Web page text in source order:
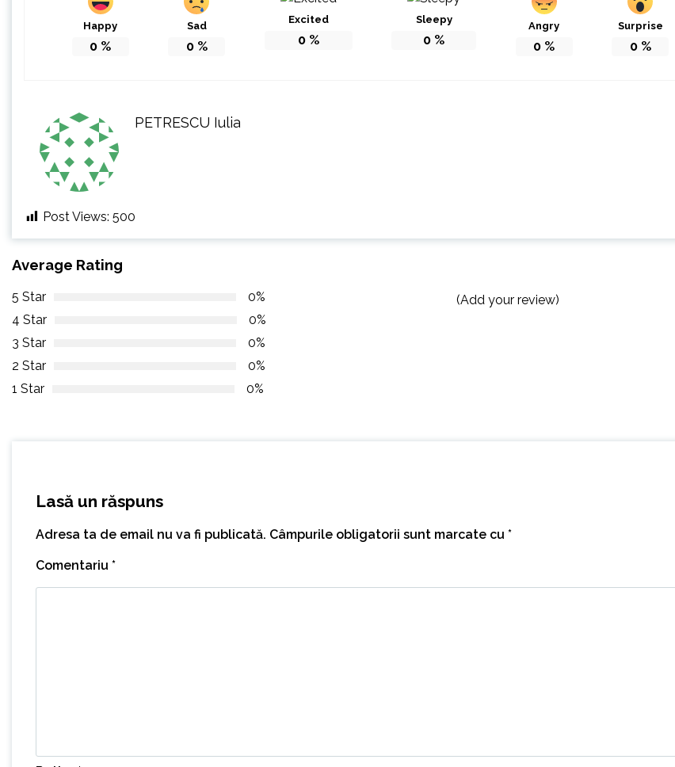
Happy
0 %
Sad
0%
Excited
0%
Sleepy
0 %
Angry
0 %
Surprise
0%
PETRESCU Iulia
Post Views: 500
Average Rating
5 Star
0%
4 Star
0%
3 Star
0%
2 Star
0%
1 Star
0%
(Add your review)
Lasă un răspuns
Adresa ta de email nu va fi publicată. Câmpurile obligatorii sunt marcate cu *
Comentariu *